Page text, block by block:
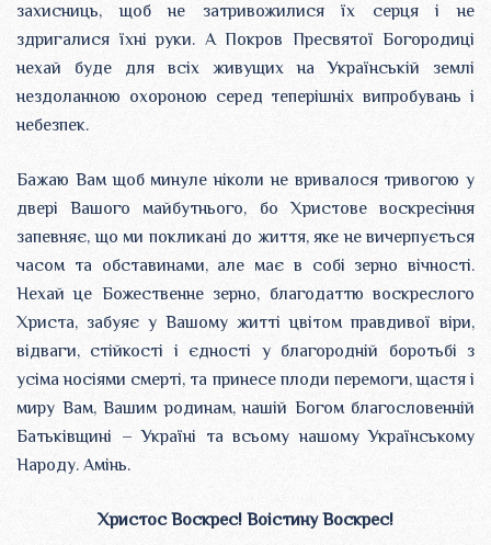
захисниць, щоб не затривожилися їх серця і не
здригалися їхні руки. А Покров Пресвятої Богородиці
нехай буде для всіх живущих на Українській землі
нездоланною охороною серед теперішніх випробувань і
небезпек.
Бажаю Вам щоб минуле ніколи не вривалося тривогою у
двері Вашого майбутнього, бо Христове воскресіння
запевняє, що ми покликані до життя, яке не вичерпується
часом та обставинами, але має в собі зерно вічності.
Нехай це Божественне зерно, благодаттю воскреслого
Христа, забуяє у Вашому житті цвітом правдивої віри,
відваги, стійкості і єдності у благородній боротьбі з
усіма носіями смерті, та принесе плоди перемоги, щастя і
миру Вам, Вашим родинам, нашій Богом благословенній
Батьківщині – Україні та всьому нашому Українському
Народу. Амінь.
Христос Воскрес! Воістину Воскрес!